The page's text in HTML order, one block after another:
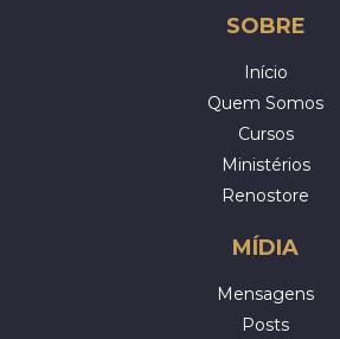
SOBRE
Início
Quem Somos
Cursos
Ministérios
Renostore
MÍDIA
Mensagens
Posts